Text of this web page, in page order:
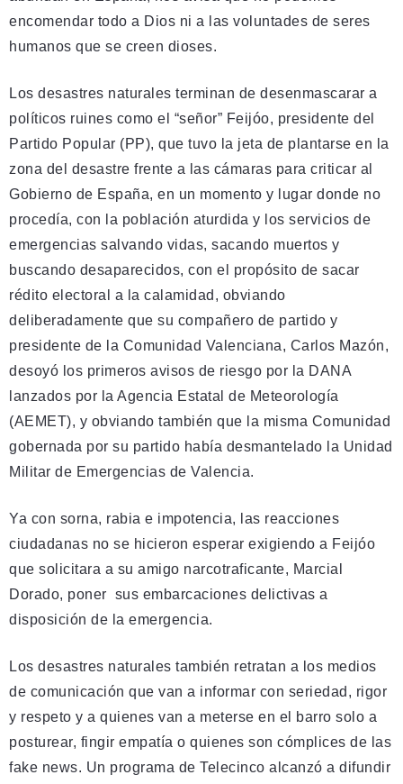
encomendar todo a Dios ni a las voluntades de seres
humanos que se creen dioses.
Los desastres naturales terminan de desenmascarar a
políticos ruines como el “señor” Feijóo, presidente del
Partido Popular (PP), que tuvo la jeta de plantarse en la
zona del desastre frente a las cámaras para criticar al
Gobierno de España, en un momento y lugar donde no
procedía, con la población aturdida y los servicios de
emergencias salvando vidas, sacando muertos y
buscando desaparecidos, con el propósito de sacar
rédito electoral a la calamidad, obviando
deliberadamente que su compañero de partido y
presidente de la Comunidad Valenciana, Carlos Mazón,
desoyó los primeros avisos de riesgo por la DANA
lanzados por la Agencia Estatal de Meteorología
(AEMET), y obviando también que la misma Comunidad
gobernada por su partido había desmantelado la Unidad
Militar de Emergencias de Valencia.
Ya con sorna, rabia e impotencia, las reacciones
ciudadanas no se hicieron esperar exigiendo a Feijóo
que solicitara a su amigo narcotraficante, Marcial
Dorado, poner sus embarcaciones delictivas a
disposición de la emergencia.
Los desastres naturales también retratan a los medios
de comunicación que van a informar con seriedad, rigor
y respeto y a quienes van a meterse en el barro solo a
posturear, fingir empatía o quienes son cómplices de las
fake news. Un programa de Telecinco alcanzó a difundir